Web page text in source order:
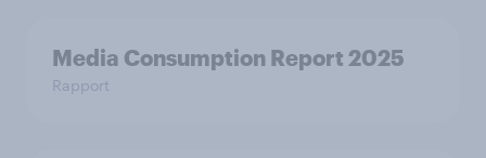
Media Consumption Report 2025
Rapport